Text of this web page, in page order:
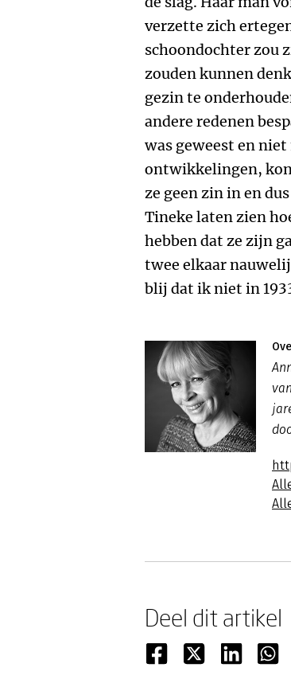
verzette zich
schoondochter zou
zouden kunnen
gezin te
andere redenen
was geweest en
ontwikkelingen, kon
ze geen zin in en
Tineke laten zien
hebben dat ze zijn
twee elkaar
blij dat ik niet in
Deel dit artikel